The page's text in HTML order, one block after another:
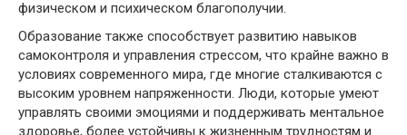
физическом и психическом благополучии.
Образование также способствует развитию навыков
самоконтроля и управления стрессом, что крайне важно в
условиях современного мира, где многие сталкиваются с
высоким уровнем напряженности. Люди, которые умеют
управлять своими эмоциями и поддерживать ментальное
здоровье, более устойчивы к жизненным трудностям и